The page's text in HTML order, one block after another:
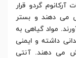
گردو قرار
می دهند و بستر
مواد گیاهی به
داشته و ایمنی
می دهند. آنتی